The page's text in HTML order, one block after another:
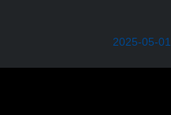
2025-05-01